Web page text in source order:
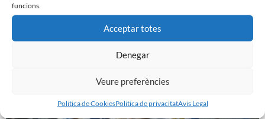
funcions.
Acceptar totes
Denegar
Veure preferències
Politica de CookiesPolitica de privacitatAvis Legal
EL SABADELL EMPATA DAVANT LA CULTURAL A LA
NOVA CREU ALTA